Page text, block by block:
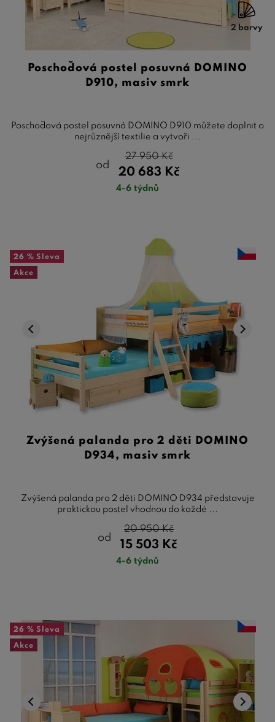
2 barvy
Poschoďová postel posuvná DOMINO
D910, masiv smrk
Poschoďová postel posuvná DOMINO D910 můžete doplnit o
nejrůznější textilie a vytvoři ...
od
20 683 Kč
27 950Kč
4-6 týdnů
26 % Sleva
Akce
Zvýšená palanda pro 2 děti DOMINO
D934, masiv smrk
Zvýšená palanda pro 2 děti DOMINO D934 představuje
praktickou postel vhodnou do každé ...
od
15 503 Kč
20 950Kč
4-6 týdnů
26 % Sleva
Akce